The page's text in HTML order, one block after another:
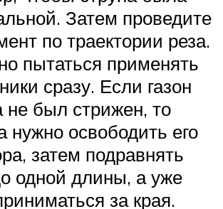
Затем проведите
по траектории реза.
пытаться применять
сразу. Если газон
не был стрижен, то
нужно освободить его
затем подравнять
одной длины, а уже
за края.